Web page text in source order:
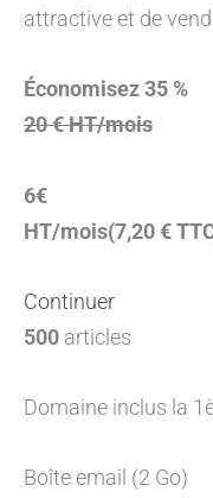
attractive et de
Économisez 35 %
20 € HT/mois
6€
HT/mois(7,20 €
Continuer
500 articles
Domaine inclus la
Boîte email (2 Go)